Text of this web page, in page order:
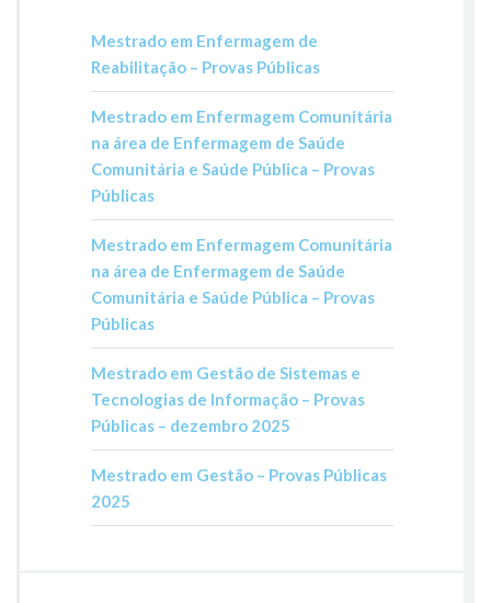
Mestrado em Enfermagem de
Reabilitação – Provas Públicas
Mestrado em Enfermagem Comunitária
na área de Enfermagem de Saúde
Comunitária e Saúde Pública – Provas
Públicas
Mestrado em Enfermagem Comunitária
na área de Enfermagem de Saúde
Comunitária e Saúde Pública – Provas
Públicas
Mestrado em Gestão de Sistemas e
Tecnologias de Informação – Provas
Públicas – dezembro 2025
Mestrado em Gestão – Provas Públicas
2025